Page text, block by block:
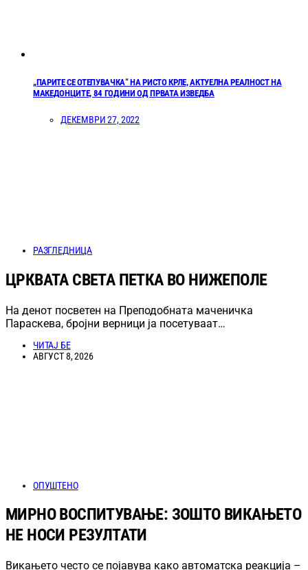
„ПАРИТЕ СЕ ОТЕПУВАЧКА“ НА РИСТО КРЛЕ, АКТУЕЛНА РЕАЛНОСТ НА
МАКЕДОНЦИТЕ, 84 ГОДИНИ ОД ПРВАТА ИЗВЕДБА
ДЕКЕМВРИ 27, 2022
РАЗГЛЕДНИЦА
ЦРКВАТА СВЕТА ПЕТКА ВО НИЖЕПОЛЕ
На денот посветен на Преподобната маченичка
Параскева, бројни верници ја посетуваат…
ЧИТАЈ БЕ
АВГУСТ 8, 2026
ОПУШТЕНО
МИРНО ВОСПИТУВАЊЕ: ЗОШТО ВИКАЊЕТО
НЕ НОСИ РЕЗУЛТАТИ
Викањето често се појавува како автоматска реакција –